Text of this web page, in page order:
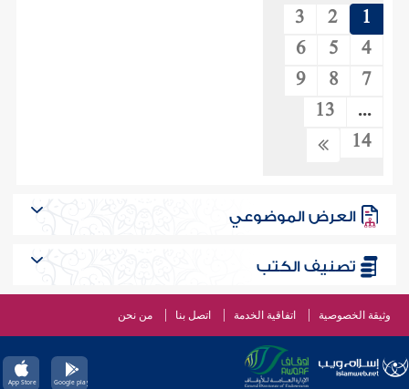
1
2
3
4
5
6
7
8
9
...
13
14
العرض الموضوعي
تصنيف الكتب
وثيقة الخصوصية اتفاقية الخدمة اتصل بنا من نحن